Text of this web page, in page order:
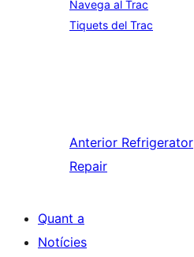
Navega al Trac
Tiquets del Trac
Anterior Refrigerator
Repair
Quant a
Notícies